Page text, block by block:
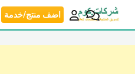
انتقل
اضف منتج/خدمة